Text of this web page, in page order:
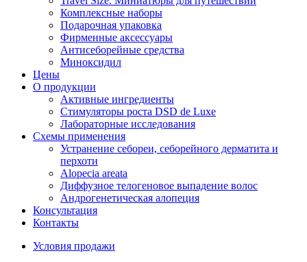
Комплексные наборы
Подарочная упаковка
Фирменные аксессуары
Антисеборейные средства
Миноксидил
Цены
О продукции
Активные ингредиенты
Стимуляторы роста DSD de Luxe
Лабораторные исследования
Схемы применения
Устранение себореи, себорейного дерматита и
перхоти
Alopecia areata
Диффузное телогеновое выпадение волос
Андрогенетическая алопеция
Консультация
Контакты
Условия продажи